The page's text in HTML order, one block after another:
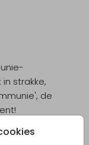
strakke,
de